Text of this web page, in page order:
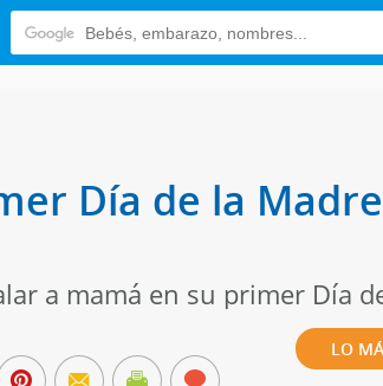
Día de la
a mamá en su primer Día
LO